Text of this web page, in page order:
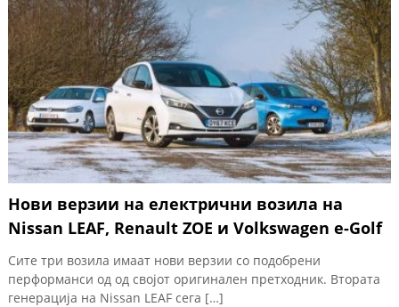
Нови верзии на електрични возила на
Nissan LEAF, Renault ZOE и Volkswagen e-Golf
Сите три возила имаат нови верзии со подобрени
перформанси од од својот оригинален претходник. Втората
генерација на Nissan LEAF сега […]